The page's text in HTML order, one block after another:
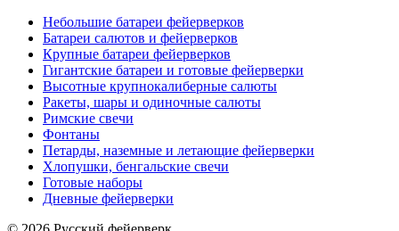
Небольшие батареи фейерверков
Батареи салютов и фейерверков
Крупные батареи фейерверков
Гигантские батареи и готовые фейерверки
Высотные крупнокалиберные салюты
Ракеты, шары и одиночные салюты
Римские свечи
Фонтаны
Петарды, наземные и летающие фейерверки
Хлопушки, бенгальские свечи
Готовые наборы
Дневные фейерверки